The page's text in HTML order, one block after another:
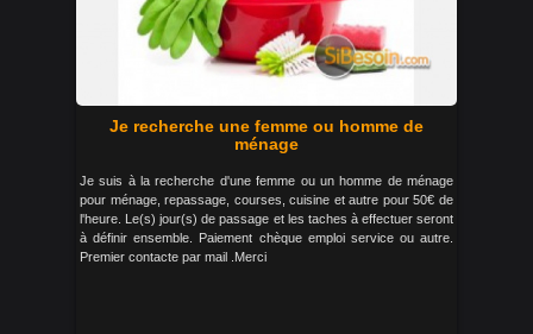
Je recherche une femme ou homme de
ménage
Je suis à la recherche d'une femme ou un homme de ménage
pour ménage, repassage, courses, cuisine et autre pour 50€ de
l'heure. Le(s) jour(s) de passage et les taches à effectuer seront
à définir ensemble. Paiement chèque emploi service ou autre.
Premier contacte par mail .Merci